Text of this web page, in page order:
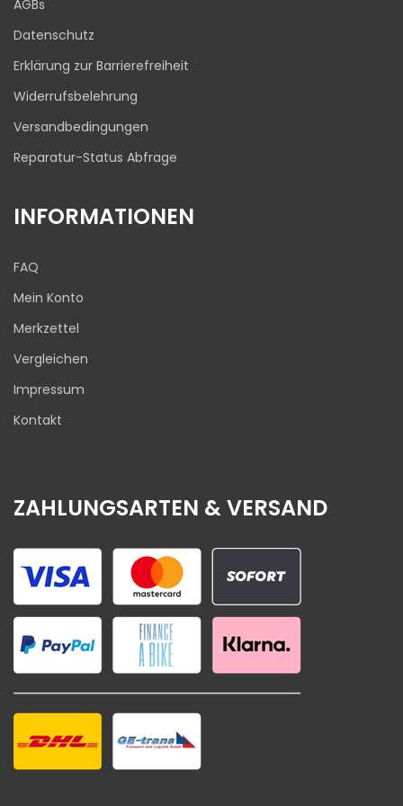
AGBs
Datenschutz
Erklärung zur Barrierefreiheit
Widerrufsbelehrung
Versandbedingungen
Reparatur-Status Abfrage
INFORMATIONEN
FAQ
Mein Konto
Merkzettel
Vergleichen
Impressum
Kontakt
ZAHLUNGSARTEN & VERSAND